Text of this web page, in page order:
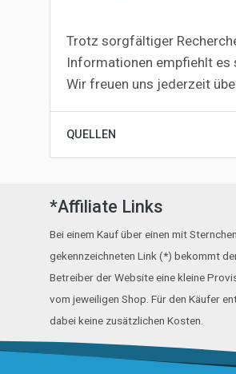
Trotz sorgfältiger
Informationen empfiehlt es
Wir freuen uns jederzeit
QUELLEN
*Affiliate Links
Bei einem Kauf über einen mit Sternchen
gekennzeichneten Link (*) bekommt
Betreiber der Website eine kleine
vom jeweiligen Shop. Für den Käufer
dabei keine zusätzlichen Kosten.